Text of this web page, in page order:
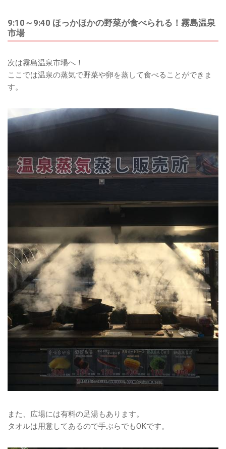
9:10～9:40 ほっかほかの野菜が食べられる！霧島温泉
市場
次は霧島温泉市場へ！
ここでは温泉の蒸気で野菜や卵を蒸して食べることができま
す。
また、広場には有料の足湯もあります。
タオルは用意してあるので手ぶらでもOKです。